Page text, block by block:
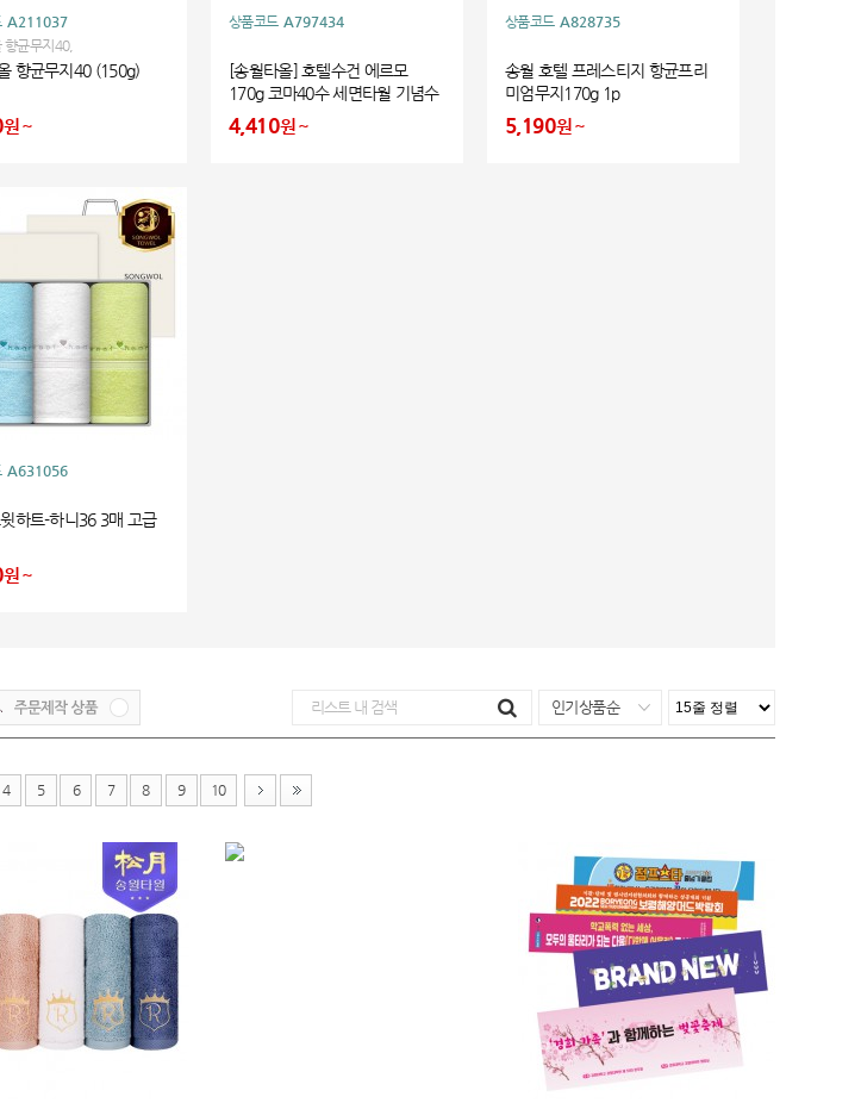
A211037
향균무지40,
향균무지40 (150g)
원
상품코드 A797434
[송월타올] 호텔수건 에르모
170g 코마40수 세면타월 기념수
건 답례품
4,410원
상품코드 A828735
송월 호텔 프레스티지 항균프리
미엄무지170g 1p
5,190원
A631056
하트-하니36 3매 고급
원
인기상품순
4 5 6 7 8 9 10